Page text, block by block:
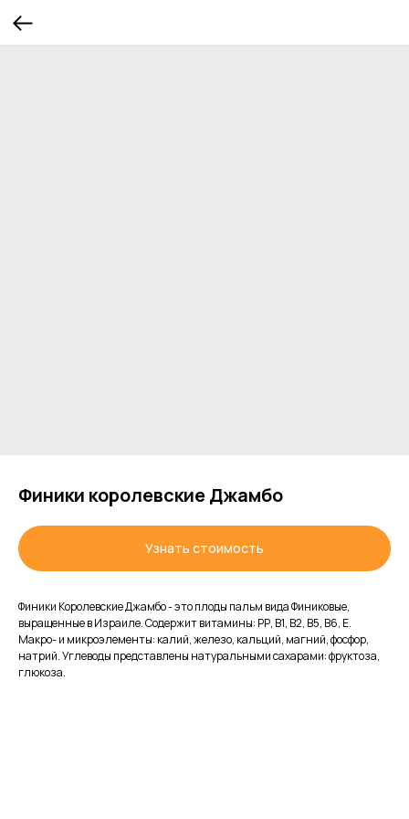
Финики королевские Джамбо
Узнать стоимость
Финики Королевские Джамбо - это плоды пальм вида Финиковые,
выращенные в Израиле. Содержит витамины: РР, В1, В2, В5, В6, Е.
Макро- и микроэлементы: калий, железо, кальций, магний, фосфор,
натрий. Углеводы представлены натуральными сахарами: фруктоза,
глюкоза.